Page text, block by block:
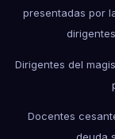
presentadas por
Dirigentes del
Docentes
deuda